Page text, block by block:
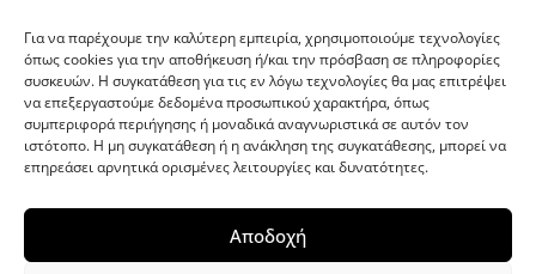
Για να παρέχουμε την καλύτερη εμπειρία, χρησιμοποιούμε τεχνολογίες
όπως cookies για την αποθήκευση ή/και την πρόσβαση σε πληροφορίες
συσκευών. Η συγκατάθεση για τις εν λόγω τεχνολογίες θα μας επιτρέψει
να επεξεργαστούμε δεδομένα προσωπικού χαρακτήρα, όπως
συμπεριφορά περιήγησης ή μοναδικά αναγνωριστικά σε αυτόν τον
ιστότοπο. Η μη συγκατάθεση ή η ανάκληση της συγκατάθεσης, μπορεί να
επηρεάσει αρνητικά ορισμένες λειτουργίες και δυνατότητες.
Αποδοχή
G-point.gr